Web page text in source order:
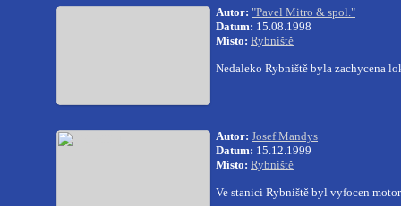
Autor: "Pavel Mitro & spol."
Datum: 15.08.1998
Místo: Rybniště
Nedaleko Rybniště byla zachycena
Autor: Josef Mandys
Datum: 15.12.1999
Místo: Rybniště
Ve stanici Rybniště byl vyfocen